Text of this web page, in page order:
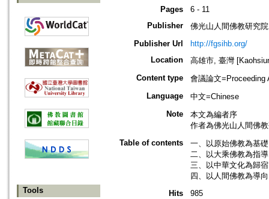
Tools
Pages
6 - 11
Publisher
佛光山人間佛教研究院
Publisher Url
http://fgsihb.org/
Location
高雄市, 臺灣
Content type
會議論文=Proceeding
Language
中文=Chinese
Note
本文為編者序
作者為佛光山人間佛
Table of contents
一、以原始佛教為基
二、以大乘佛教為指
三、以中華文化為歸
四、以人間佛教為導
Hits
985